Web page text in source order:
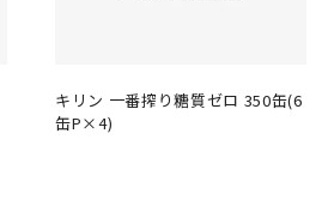
キリン 一番搾り糖質ゼロ 350缶(6
缶P×4)